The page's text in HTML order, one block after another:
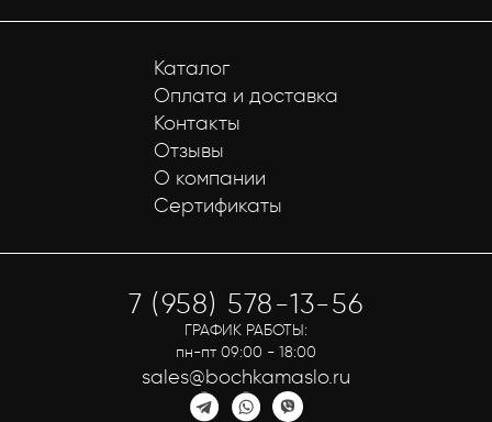
Каталог
Оплата и доставка
Контакты
Отзывы
О компании
Сертификаты
7 (958) 578-13-56
ГРАФИК РАБОТЫ:
пн-пт 09:00 - 18:00
sales@bochkamaslo.ru